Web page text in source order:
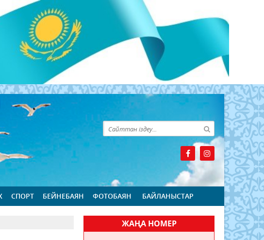
СПОРТ БЕЙНЕБАЯН ФОТОБАЯН БАЙЛАНЫСТАР
ЖАҢА НОМЕР